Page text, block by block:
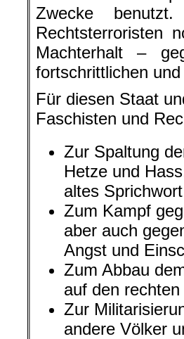
Zwecke
Rechtsterroristen
Machterhalt –
fortschrittlichen
Für diesen Staat
Faschisten und
Zur Spaltung
Hetze und
altes
Zum Kampf
aber auch
Angst und
Zum Abbau
auf den rechten
Zur
andere Völker